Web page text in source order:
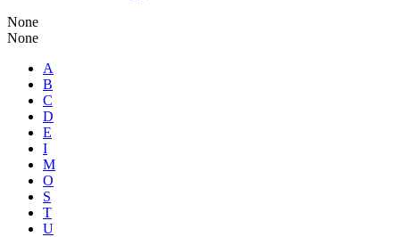
None
None
A
B
C
D
E
I
M
O
S
T
U